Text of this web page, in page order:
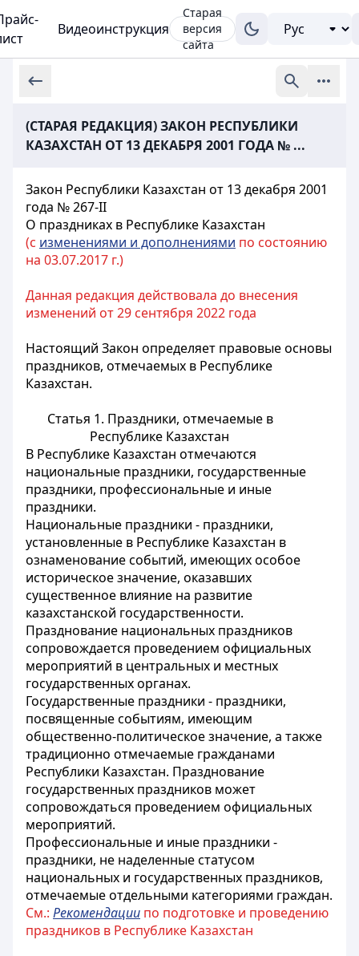
Видеоинструкция
Старая
версия
сайта
(СТАРАЯ РЕДАКЦИЯ) ЗАКОН РЕСПУБЛИКИ
КАЗАХСТАН ОТ 13 ДЕКАБРЯ 2001 ГОДА № ...
Закон Республики Казахстан от 13 декабря 2001
года № 267-II
О праздниках в Республике Казахстан
(с изменениями и дополнениями по состоянию
на 03.07.2017 г.)
Данная редакция действовала до внесения
изменений от 29 сентября 2022 года
Настоящий Закон определяет правовые основы
праздников, отмечаемых в Республике
Казахстан.
Статья 1. Праздники, отмечаемые в
Республике Казахстан
В Республике Казахстан отмечаются
национальные праздники, государственные
праздники, профессиональные и иные
праздники.
Национальные праздники - праздники,
установленные в Республике Казахстан в
ознаменование событий, имеющих особое
историческое значение, оказавших
существенное влияние на развитие
казахстанской государственности.
Празднование национальных праздников
сопровождается проведением официальных
мероприятий в центральных и местных
государственных органах.
Государственные праздники - праздники,
посвященные событиям, имеющим
общественно-политическое значение, а также
традиционно отмечаемые гражданами
Республики Казахстан. Празднование
государственных праздников может
сопровождаться проведением официальных
мероприятий.
Профессиональные и иные праздники -
праздники, не наделенные статусом
национальных и государственных праздников,
отмечаемые отдельными категориями граждан.
См.: Рекомендации по подготовке и проведению
праздников в Республике Казахстан